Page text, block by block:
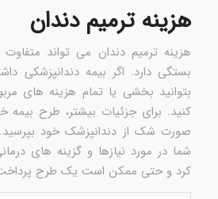
هزینه ترمیم دندان
هزینه ترمیم دندان می تواند
بستگی دارد. اگر بیمه دندانپزشکی
بتوانید بخشی یا تمام هزینه های
کنید. برای جزئیات بیشتر، طرح بیمه
صورت شک از دندانپزشک خود
شما در مورد نیازها و گزینه های
کرد و حتی ممکن است یک طرح پرداخت